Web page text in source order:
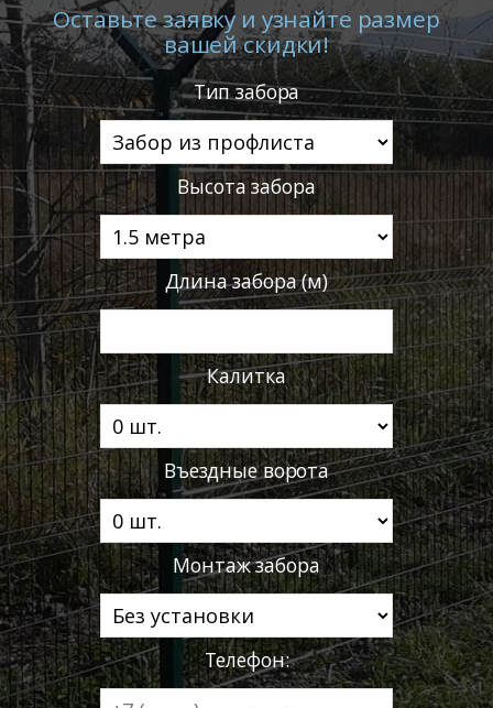
Оставьте заявку и узнайте размер
вашей скидки!
Тип забора
Высота забора
Длина забора (м)
Калитка
Въездные ворота
Монтаж забора
Телефон: